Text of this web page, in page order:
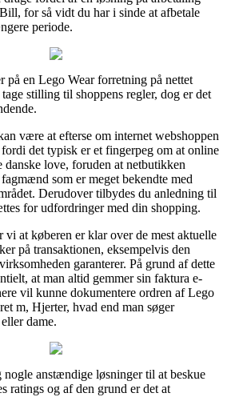
for så vidt du har i sinde at afbetale
periode.
på en Lego Wear forretning på nettet
stilling til shoppens regler, dog er det
være at efterse om internet webshoppen
det typisk er et fingerpeg om at online
danske love, foruden at netbutikken
som er meget bekendte med
Derudover tilbydes du anledning til
for udfordringer med din shopping.
vi at køberen er klar over de mest aktuelle
på transaktionen, eksempelvis den
garanterer. På grund af dette
at man altid gemmer sin faktura e-
vil kunne dokumentere ordren af Lego
m, Hjerter, hvad end man søger
dame.
anstændige løsninger til at beskue
ratings og af den grund er det at